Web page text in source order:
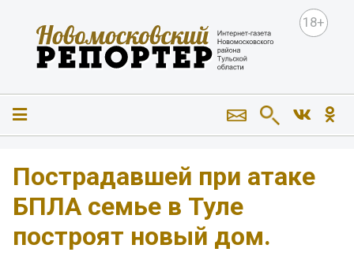
18+
️Пострадавшей при атаке
БПЛА семье в Туле
построят новый дом.